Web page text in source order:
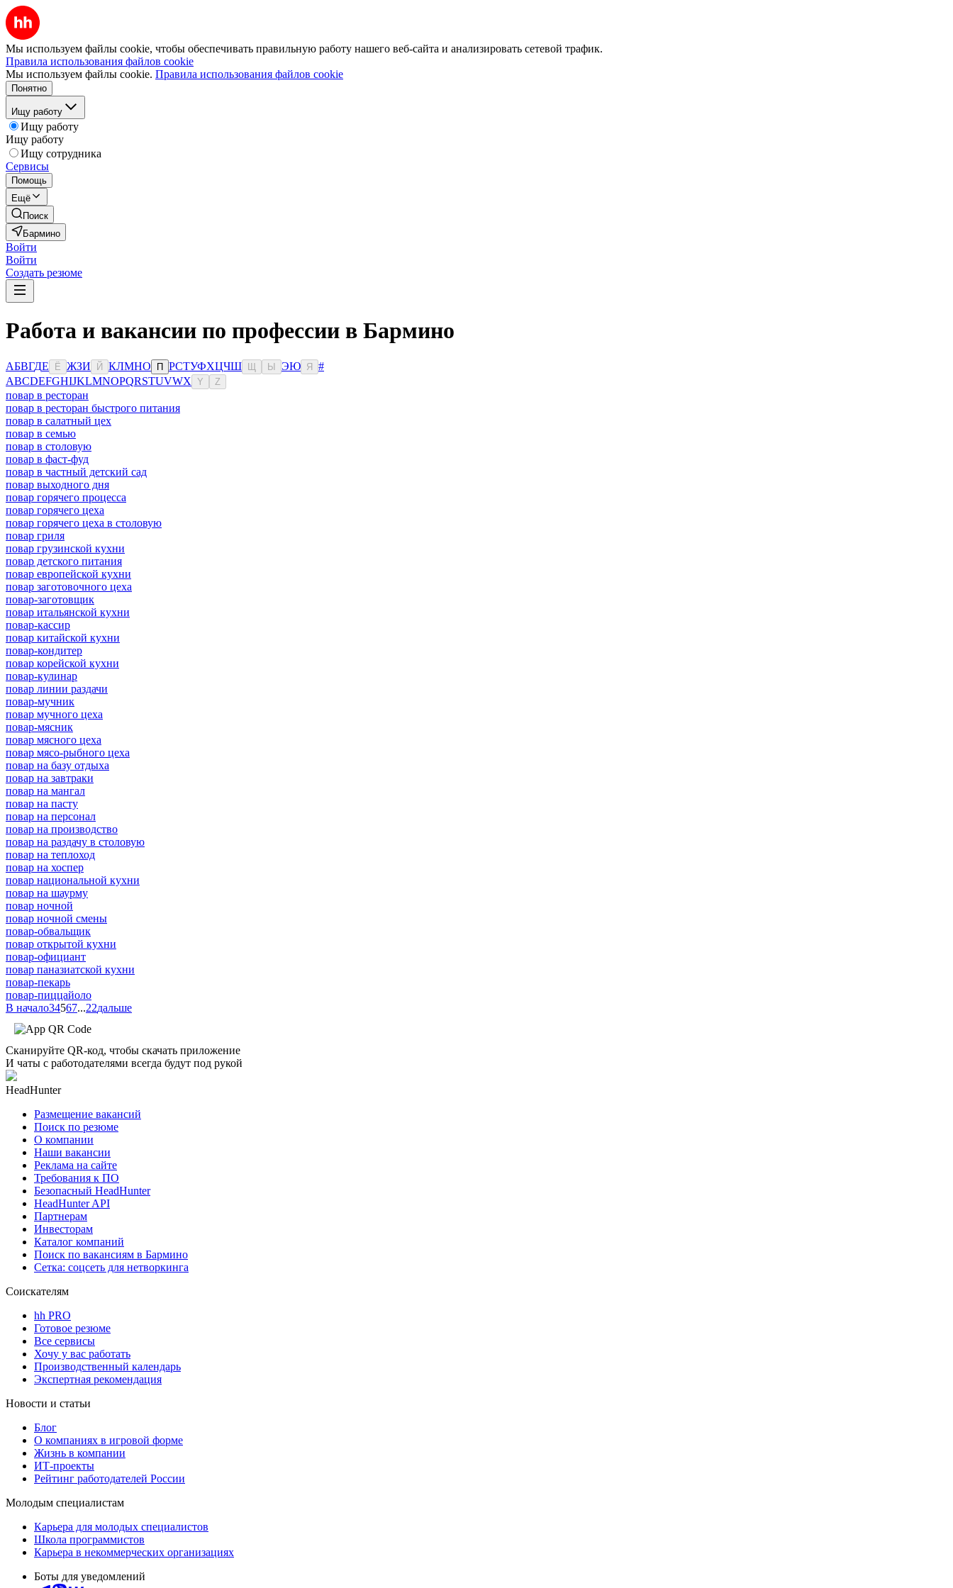
Мы используем файлы cookie, чтобы обеспечивать правильную работу нашего веб-сайта и анализировать сетевой трафик.
Правила использования файлов cookie
Мы используем файлы cookie. Правила использования файлов cookie
Понятно
Ищу работу
Ищу работу
Ищу работу
Ищу сотрудника
Сервисы
Помощь
Ещё
Поиск
Бармино
Войти
Войти
Создать резюме
Работа и вакансии по профессии в Бармино
АБВГДЕ Ё ЖЗИ Й КЛМНО П РСТУФХЦЧШ Ы ЭЮ Я
#
ABCDEFGHIJKLMNOPQRSTUVWX Y Z
повар в ресторан
повар в ресторан быстрого питания
повар в салатный цех
повар в семью
повар в столовую
повар в фаст-фуд
повар в частный детский сад
повар выходного дня
повар горячего процесса
повар горячего цеха
повар горячего цеха в столовую
повар гриля
повар грузинской кухни
повар детского питания
повар европейской кухни
повар заготовочного цеха
повар-заготовщик
повар итальянской кухни
повар-кассир
повар китайской кухни
повар-кондитер
повар корейской кухни
повар-кулинар
повар линии раздачи
повар-мучник
повар мучного цеха
повар-мясник
повар мясного цеха
повар мясо-рыбного цеха
повар на базу отдыха
повар на завтраки
повар на мангал
повар на пасту
повар на персонал
повар на производство
повар на раздачу в столовую
повар на теплоход
повар на хоспер
повар национальной кухни
повар на шаурму
повар ночной
повар ночной смены
повар-обвальщик
повар открытой кухни
повар-официант
повар паназиатской кухни
повар-пекарь
повар-пиццайоло
В начало34567...22дальше
Сканируйте QR-код, чтобы скачать приложение
И чаты с работодателями всегда будут под рукой
HeadHunter
Размещение вакансий
Поиск по резюме
О компании
Наши вакансии
Реклама на сайте
Требования к ПО
Безопасный HeadHunter
HeadHunter API
Партнерам
Инвесторам
Каталог компаний
Поиск по вакансиям в Бармино
Сетка: соцсеть для нетворкинга
Соискателям
hh PRO
Готовое резюме
Все сервисы
Хочу у вас работать
Производственный календарь
Экспертная рекомендация
Новости и статьи
Блог
О компаниях в игровой форме
Жизнь в компании
ИТ-проекты
Рейтинг работодателей России
Молодым специалистам
Карьера для молодых специалистов
Школа программистов
Карьера в некоммерческих организациях
Боты для уведомлений